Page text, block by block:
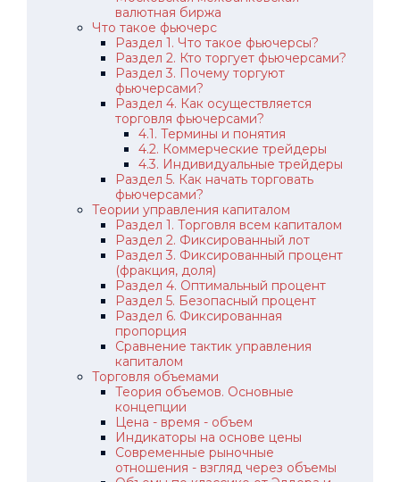
валютная биржа
Что такое фьючерс
Раздел 1. Что такое фьючерсы?
Раздел 2. Кто торгует фьючерсами?
Раздел 3. Почему торгуют
фьючерсами?
Раздел 4. Как осуществляется
торговля фьючерсами?
4.1. Термины и понятия
4.2. Коммерческие трейдеры
4.3. Индивидуальные трейдеры
Раздел 5. Как начать торговать
фьючерсами?
Теории управления капиталом
Раздел 1. Торговля всем капиталом
Раздел 2. Фиксированный лот
Раздел 3. Фиксированный процент
(фракция, доля)
Раздел 4. Оптимальный процент
Раздел 5. Безопасный процент
Раздел 6. Фиксированная
пропорция
Сравнение тактик управления
капиталом
Торговля объемами
Теория объемов. Основные
концепции
Цена - время - объем
Индикаторы на основе цены
Современные рыночные
отношения - взгляд через объемы